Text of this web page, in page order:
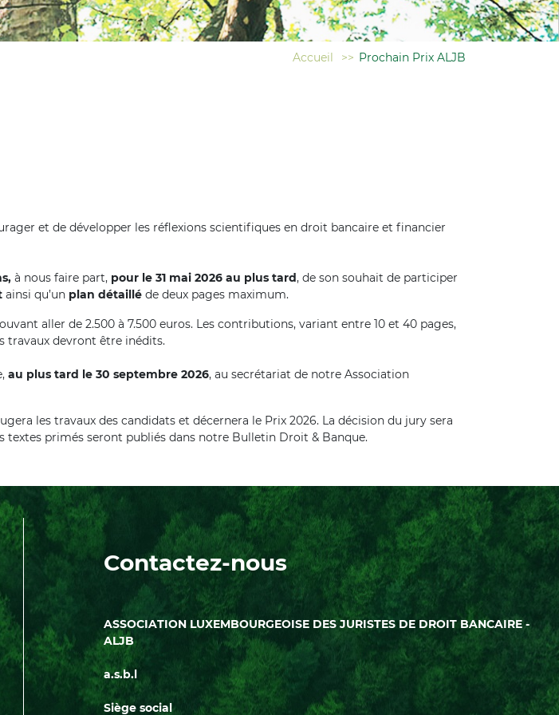
Accueil >> Prochain Prix ALJB
et de développer les réflexions scientifiques en droit bancaire et financier
à nous faire part, pour le 31 mai 2026 au plus tard, de son souhait de participer
ainsi qu’un plan détaillé de deux pages maximum.
aller de 2.500 à 7.500 euros. Les contributions, variant entre 10 et 40 pages,
travaux devront être inédits.
au plus tard le 30 septembre 2026, au secrétariat de notre Association
les travaux des candidats et décernera le Prix 2026. La décision du jury sera
textes primés seront publiés dans notre Bulletin Droit & Banque.
Contactez-nous
ASSOCIATION LUXEMBOURGEOISE DES JURISTES DE DROIT BANCAIRE -
ALJB
a.s.b.l
Siège social